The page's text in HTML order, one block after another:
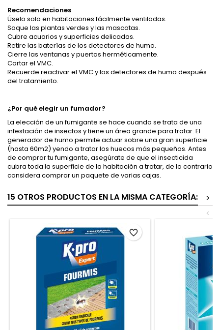
Recomendaciones
Úselo solo en habitaciones fácilmente ventiladas.
Saque las plantas verdes y las mascotas.
Cubre acuarios y superficies delicadas.
Retire las baterías de los detectores de humo.
Cierre las ventanas y puertas herméticamente.
Cortar el VMC.
Recuerde reactivar el VMC y los detectores de humo después
del tratamiento.
¿Por qué elegir un fumador?
La elección de un fumigante se hace cuando se trata de una
infestación de insectos y tiene un área grande para tratar. El
generador de humo permite actuar sobre una gran superficie
(hasta 60m2) yendo a tratar los huecos más pequeños. Antes
de comprar tu fumigante, asegúrate de que el insecticida
cubra toda la superficie de la habitación a tratar, de lo contrario
considera comprar un paquete de varias cajas.
15 OTROS PRODUCTOS EN LA MISMA CATEGORÍA:
>
<
favorite_border